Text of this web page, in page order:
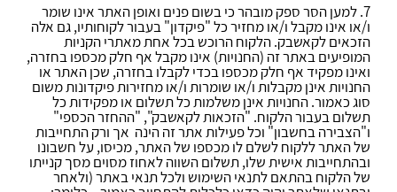
7. למען הסר ספק מובהר כי בשום פנים ואופן האתר אינו שומר
ו/או אינו מקבל ו/או מחזיר כל "פיקדון" בעבור לקוחותיו, גם אלה
הזכאים לקאשבק. הלקוח הרוכש בכל אחת מאתרי הקניות
המופיעים באתר זה (החנויות) אינו מקבל אף חלק מכספו בחזרה,
ואינו מפקיד אף חלק מכספו בכדי לקבלו בחזרה, שכן האתר או
החנויות אינן מקבלות ו/או שומרות ו/או מחזירות פיקדונות משום
סוג כאמור. החנויות אינן משלמות כל תשלום או מפקידות כל
תשלום בעבור הלקוח. "הזכאות לקאשבק", "ההחזר הכספי"
ו"הצבירה בחשבון" וכל פעילות אתר זה הינה אך ורק התחייבות
של האתר ללקוח לשלם לו מכספו של האתר, מכיסו, על חשבונו
ובהתחייבות אישית שלו, תשלום השווה לאחוז מסוים מסך קנייתו
של הלקוח בהתאם לתנאי השימוש ולכל תנאי באתר (ולאחר